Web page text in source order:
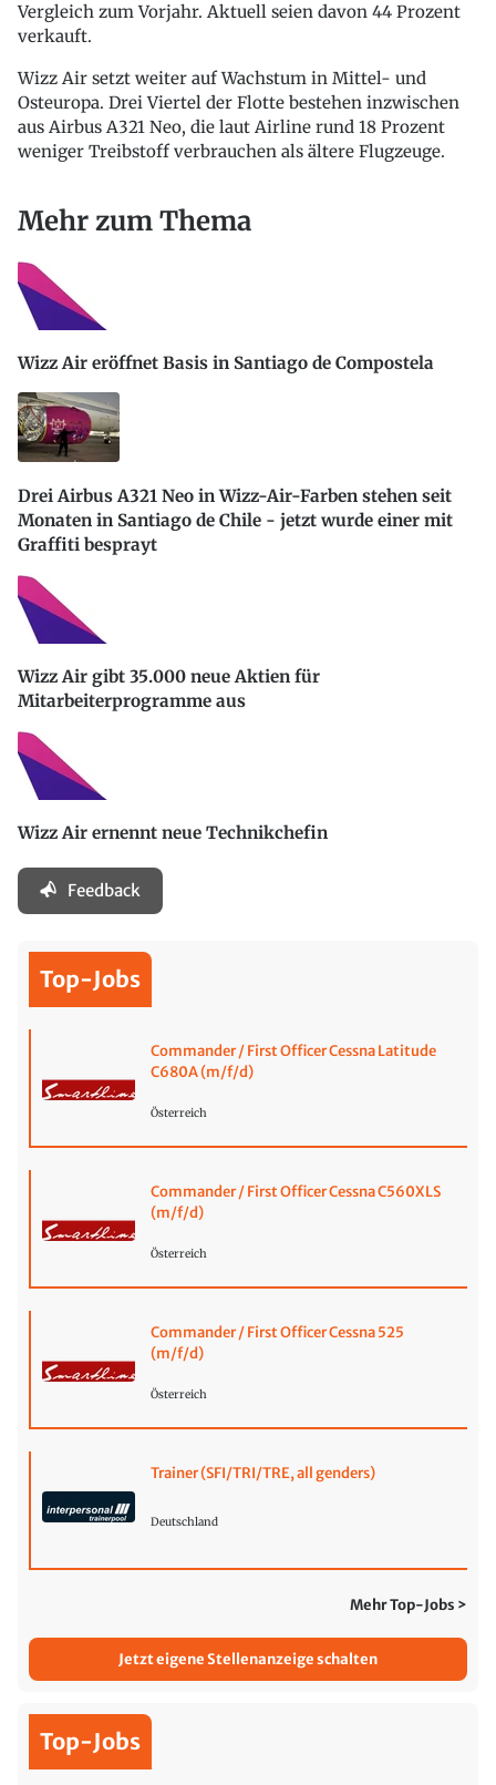
Vergleich zum Vorjahr. Aktuell seien davon 44 Prozent
verkauft.
Wizz Air setzt weiter auf Wachstum in Mittel- und
Osteuropa. Drei Viertel der Flotte bestehen inzwischen
aus Airbus A321 Neo, die laut Airline rund 18 Prozent
weniger Treibstoff verbrauchen als ältere Flugzeuge.
Mehr zum Thema
Wizz Air eröffnet Basis in Santiago de Compostela
Drei Airbus A321 Neo in Wizz-Air-Farben stehen seit
Monaten in Santiago de Chile - jetzt wurde einer mit
Graffiti besprayt
Wizz Air gibt 35.000 neue Aktien für
Mitarbeiterprogramme aus
Wizz Air ernennt neue Technikchefin
Feedback
Top-Jobs
Commander / First Officer Cessna Latitude
C680A (m/f/d)
Österreich
Commander / First Officer Cessna C560XLS
(m/f/d)
Österreich
Commander / First Officer Cessna 525
(m/f/d)
Österreich
Trainer (SFI/TRI/TRE, all genders)
Deutschland
Mehr Top-Jobs >
Jetzt eigene Stellenanzeige schalten
Top-Jobs